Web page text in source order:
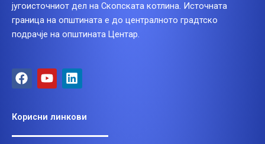
југоисточниот дел на Скопската котлина. Источната
граница на општината е до централното градтско
подрачје на општината Центар.
F
a
e
b
o
Y
o
t
u
b
L
i
k
e
d
Корисни линкови